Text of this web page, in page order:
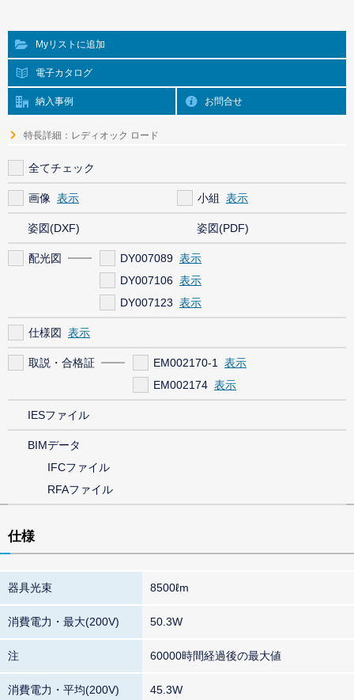
Myリストに追加
電子カタログ
納入事例 お問合せ
特長詳細：レディオック ロード
全てチェック
画像 小組
姿図(DXF) 姿図(PDF)
配光図
DY007089
DY007106
DY007123
仕様図
取説・合格証
EM002170-1
EM002174
IESファイル
BIMデータ
IFCファイル
RFAファイル
仕様
器具光束 8500ℓm
消費電力・最大(200V) 50.3W
注 60000時間経過後の最大値
消費電力・平均(200V) 45.3W